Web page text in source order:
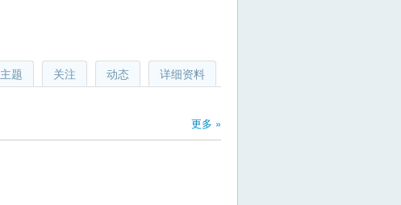
详细资料
动态
关注
主题
更多 »